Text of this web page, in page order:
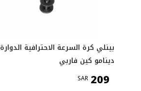
بينلي كرة السرعة الاحترافية الدوارة
دينامو كين فاربي
SAR 209